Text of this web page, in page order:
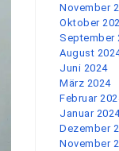
November
Oktober
September
August
Juni 2024
März 2024
Februar
Januar
Dezember
November